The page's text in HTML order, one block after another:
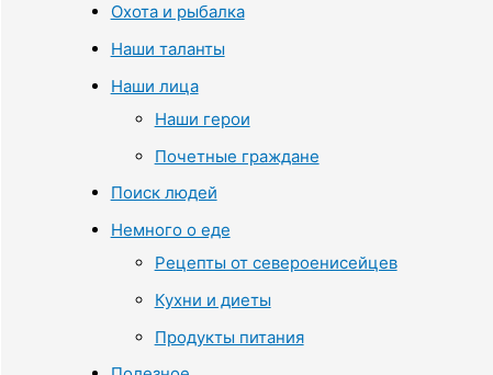
Охота и рыбалка
Наши таланты
Наши лица
Наши герои
Почетные граждане
Поиск людей
Немного о еде
Рецепты от североенисейцев
Кухни и диеты
Продукты питания